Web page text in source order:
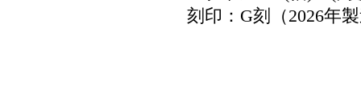
刻印：G刻（2026年